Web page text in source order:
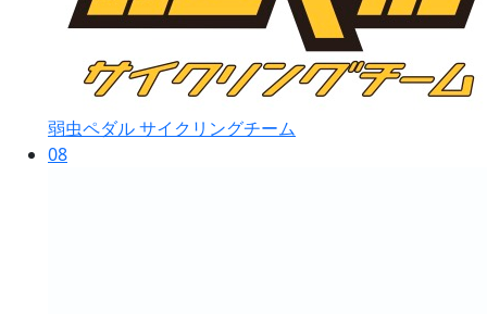
弱虫ペダル サイクリングチーム
08